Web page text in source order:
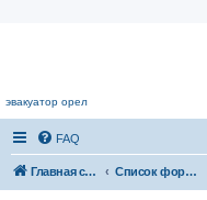
эвакуатор орел
FAQ
Главная страница Список форумов